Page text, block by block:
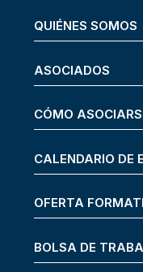
QUIÉNES SOMOS
ASOCIADOS
CÓMO
CALENDARIO DE
OFERTA
BOLSA DE